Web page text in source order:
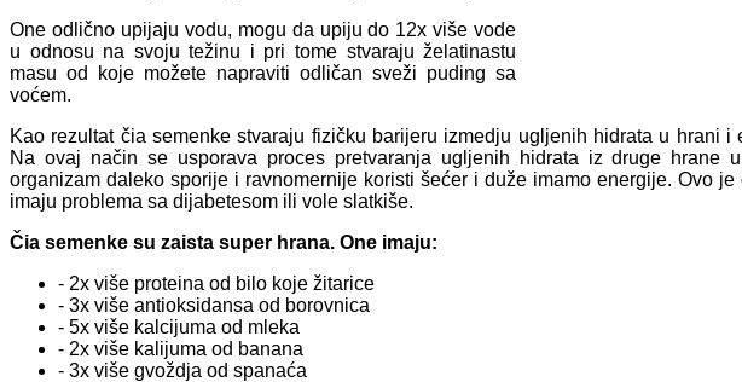
One odlično upijaju vodu, mogu da upiju do 12x više vode
u odnosu na svoju težinu i pri tome stvaraju želatinastu
masu od koje možete napraviti odličan sveži puding sa
voćem.
Kao rezultat čia semenke stvaraju fizičku barijeru izmedju ugljenih hidrata u hrani i
Na ovaj način se usporava proces pretvaranja ugljenih hidrata iz druge hrane
organizam daleko sporije i ravnomernije koristi šećer i duže imamo energije. Ovo
imaju problema sa dijabetesom ili vole slatkiše.
Čia semenke su zaista super hrana. One imaju:
- 2x više proteina od bilo koje žitarice
- 3x više antioksidansa od borovnica
- 5x više kalcijuma od mleka
- 2x više kalijuma od banana
- 3x više gvoždja od spanaća